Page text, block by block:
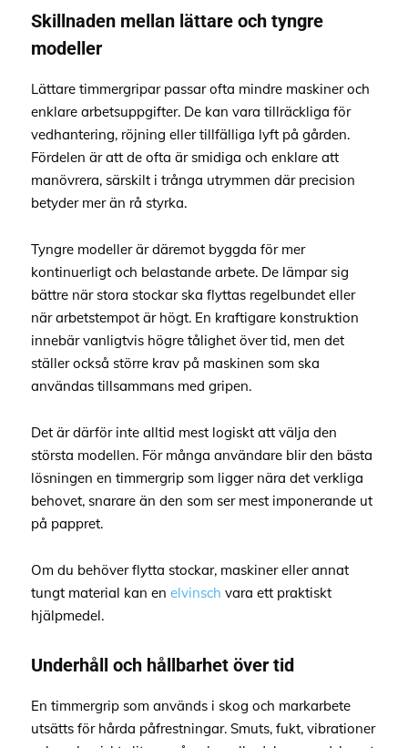
Skillnaden mellan lättare och tyngre
modeller
Lättare timmergripar passar ofta mindre maskiner och
enklare arbetsuppgifter. De kan vara tillräckliga för
vedhantering, röjning eller tillfälliga lyft på gården.
Fördelen är att de ofta är smidiga och enklare att
manövrera, särskilt i trånga utrymmen där precision
betyder mer än rå styrka.
Tyngre modeller är däremot byggda för mer
kontinuerligt och belastande arbete. De lämpar sig
bättre när stora stockar ska flyttas regelbundet eller
när arbetstempot är högt. En kraftigare konstruktion
innebär vanligtvis högre tålighet över tid, men det
ställer också större krav på maskinen som ska
användas tillsammans med gripen.
Det är därför inte alltid mest logiskt att välja den
största modellen. För många användare blir den bästa
lösningen en timmergrip som ligger nära det verkliga
behovet, snarare än den som ser mest imponerande ut
på pappret.
Om du behöver flytta stockar, maskiner eller annat
tungt material kan en elvinsch vara ett praktiskt
hjälpmedel.
Underhåll och hållbarhet över tid
En timmergrip som används i skog och markarbete
utsätts för hårda påfrestningar. Smuts, fukt, vibrationer